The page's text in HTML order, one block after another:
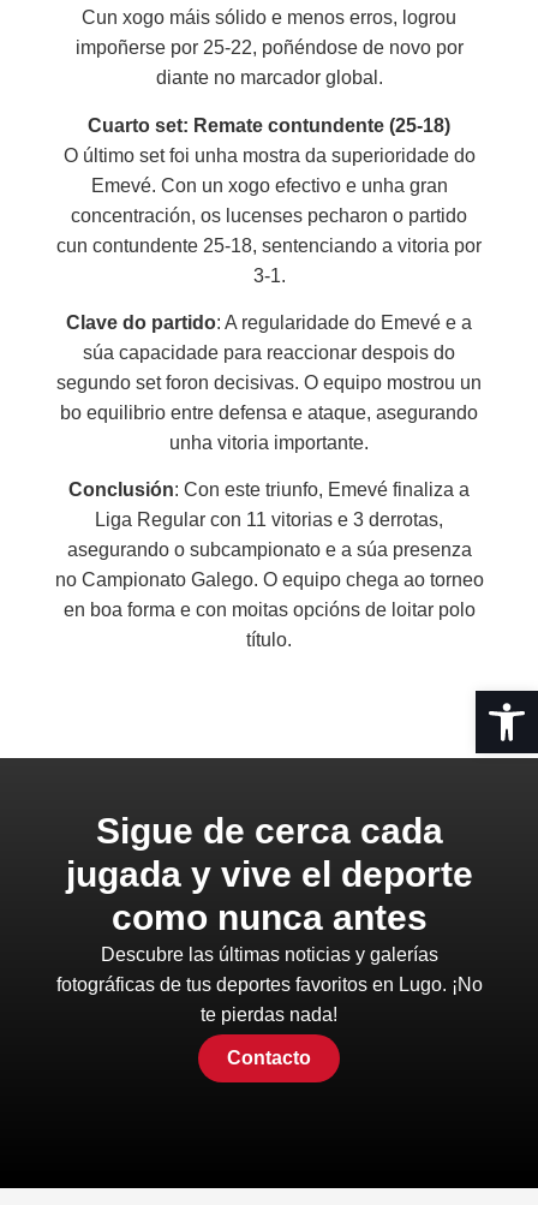
Abrir
Cun xogo máis sólido e menos erros, logrou
impoñerse por 25-22, poñéndose de novo por
diante no marcador global.
Cuarto set: Remate contundente (25-18)
O último set foi unha mostra da superioridade do
Emevé. Con un xogo efectivo e unha gran
concentración, os lucenses pecharon o partido
cun contundente 25-18, sentenciando a vitoria por
3-1.
Clave do partido: A regularidade do Emevé e a
súa capacidade para reaccionar despois do
segundo set foron decisivas. O equipo mostrou un
bo equilibrio entre defensa e ataque, asegurando
unha vitoria importante.
Conclusión: Con este triunfo, Emevé finaliza a
Liga Regular con 11 vitorias e 3 derrotas,
asegurando o subcampionato e a súa presenza
no Campionato Galego. O equipo chega ao torneo
en boa forma e con moitas opcións de loitar polo
título.
Sigue de cerca cada
jugada y vive el deporte
como nunca antes
Descubre las últimas noticias y galerías
fotográficas de tus deportes favoritos en Lugo. ¡No
te pierdas nada!
Contacto